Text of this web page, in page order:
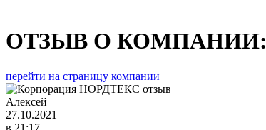
ОТЗЫВ О КОМПАНИИ:
перейти на страницу компании
Алексей
27.10.2021
в 21:17